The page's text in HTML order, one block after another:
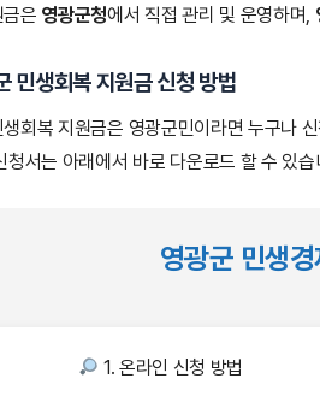
은 영광군청에서 직접 관리 및 운영하며,
민생회복 지원금 신청 방법
회복 지원금은 영광군민이라면 누구나
청서는 아래에서 바로 다운로드 할 수 있습
영광군 민생
1. 온라인 신청 방법